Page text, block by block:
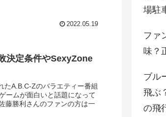
2022.05.19
決定条件やSexyZone
たA.B.C-Zのバラエティー番組
ームが面白いと話題になって
場駐
ファ
味？
ブル
飛ぶ
の飛